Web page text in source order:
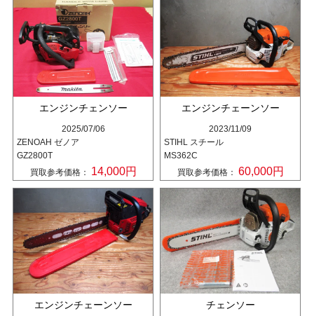
エンジンチェンソー
2025/07/06
ZENOAH ゼノア
GZ2800T
買取参考価格：
14,000円
エンジンチェーンソー
2023/11/09
STIHL スチール
MS362C
買取参考価格： 60,000円
エンジンチェーンソー チェンソー